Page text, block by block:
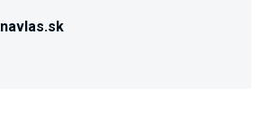
navlas.sk